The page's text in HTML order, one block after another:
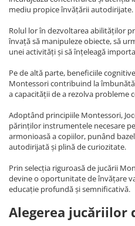
mediu propice învățării autodirijate.
Rolul lor în dezvoltarea abilităților
învață să manipuleze obiecte, să
unei activități și să înțeleagă
Pe de altă parte, beneficiile
Montessori contribuind la
a capacității de a rezolva probleme
Adoptând principiile Montessori,
părinților instrumentele necesare
armonioasă a copiilor, punând
autodirijată și plină de curiozitate.
Prin selecția riguroasă de jucării
devine o oportunitate de învățare
educație profundă și semnificativă.
Alegerea jucăriilor